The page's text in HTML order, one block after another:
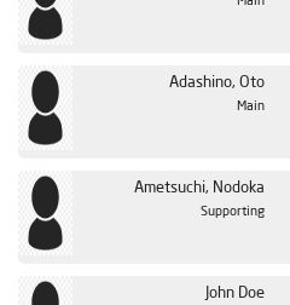
Adashino, Oto
Main
Ametsuchi, Nodoka
Supporting
John Doe